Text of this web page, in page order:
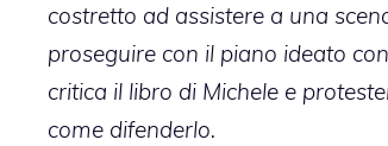
costretto ad assistere a una
proseguire con il piano ideato
critica il libro di Michele e
come difenderlo.